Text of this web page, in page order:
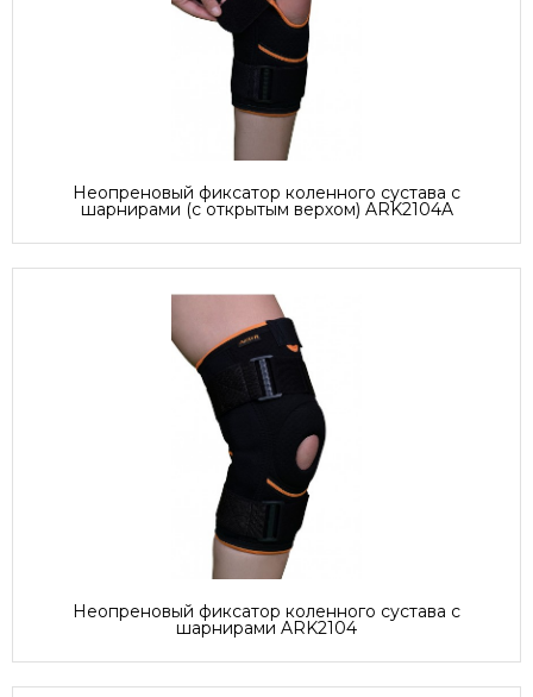
Неопреновый фиксатор коленного сустава с
шарнирами (с открытым верхом) ARK2104A
Неопреновый фиксатор коленного сустава с
шарнирами ARK2104